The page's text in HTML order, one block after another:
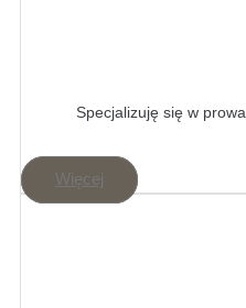
Specjalizuję się w
Więcej